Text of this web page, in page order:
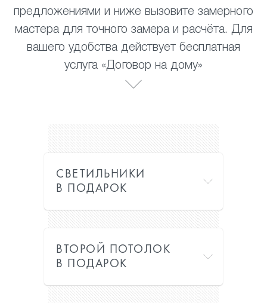
предложениями и ниже вызовите замерного
мастера для точного замера и расчёта. Для
вашего удобства действует бесплатная
услуга «Договор на дому»
СВЕТИЛЬНИКИ
В ПОДАРОК
ВТОРОЙ ПОТОЛОК
В ПОДАРОК